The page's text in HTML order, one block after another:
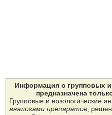
Информация о групповых и
предназначена
Групповые и нозологические
аналогами препаратов,